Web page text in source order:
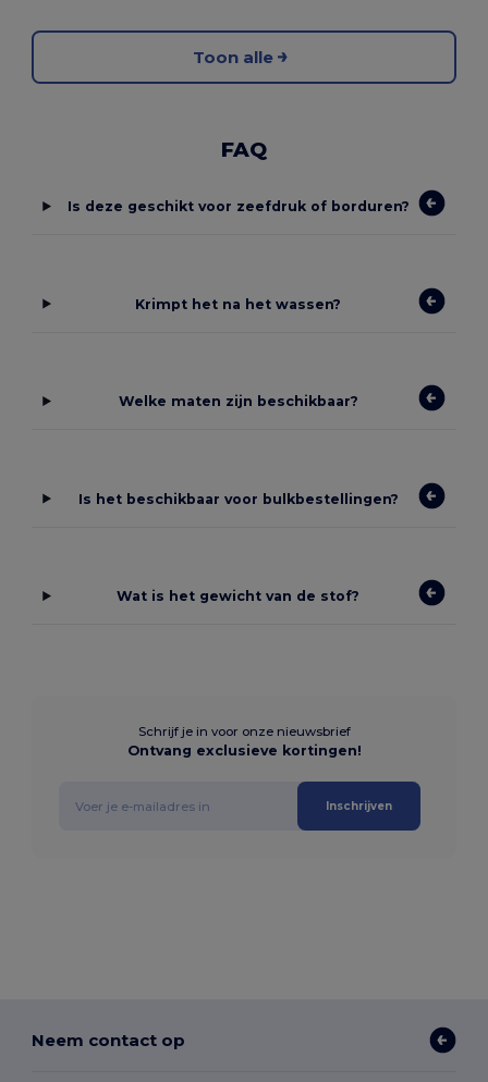
Toon alle
FAQ
Is deze geschikt voor zeefdruk of borduren?
Krimpt het na het wassen?
Welke maten zijn beschikbaar?
Is het beschikbaar voor bulkbestellingen?
Wat is het gewicht van de stof?
Schrijf je in voor onze nieuwsbrief
Ontvang exclusieve kortingen!
Inschrijven
Neem contact op